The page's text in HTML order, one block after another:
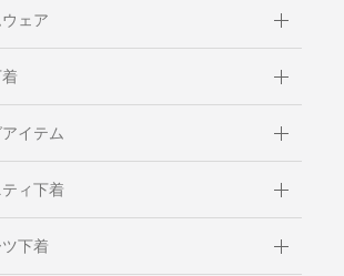
ェア
イテム
ィ下着
下着